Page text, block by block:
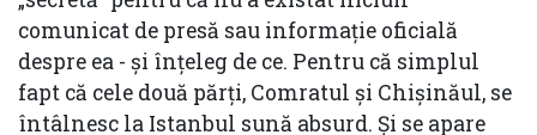
comunicat de presă sau informație oficială
despre ea - și înțeleg de ce. Pentru că simplul
fapt că cele două părți, Comratul și Chișinăul, se
întâlnesc la Istanbul sună absurd. Și se apare